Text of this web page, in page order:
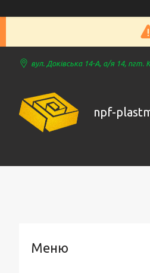
вул. Доківська 14-А, а/я 14, пгт.
npf-